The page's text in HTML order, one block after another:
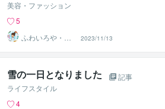
美容・ファッション
5
ふわいろや・薄
毛、抜け毛専門
美容師
2023/11/13
雪の一日となりました
記事
ライフスタイル
4